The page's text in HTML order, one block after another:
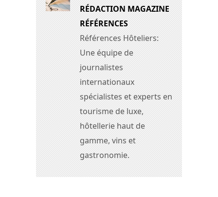
RÉDACTION MAGAZINE
RÉFÉRENCES
Références Hôteliers:
Une équipe de
journalistes
internationaux
spécialistes et experts en
tourisme de luxe,
hôtellerie haut de
gamme, vins et
gastronomie.